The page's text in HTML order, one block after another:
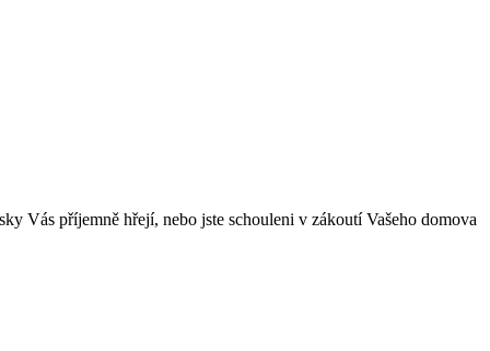
Vás příjemně hřejí, nebo jste schouleni v zákoutí Vašeho domova